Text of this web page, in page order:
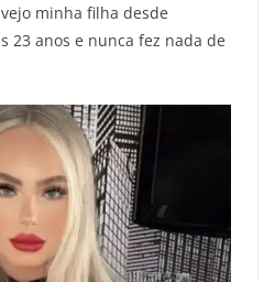
minha filha desde
23 anos e nunca fez nada de